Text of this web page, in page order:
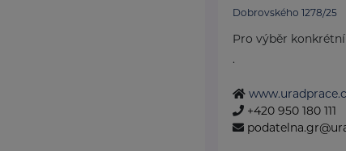
Dobrovského 1278/25
Pro výběr
.
+420 950 180 111